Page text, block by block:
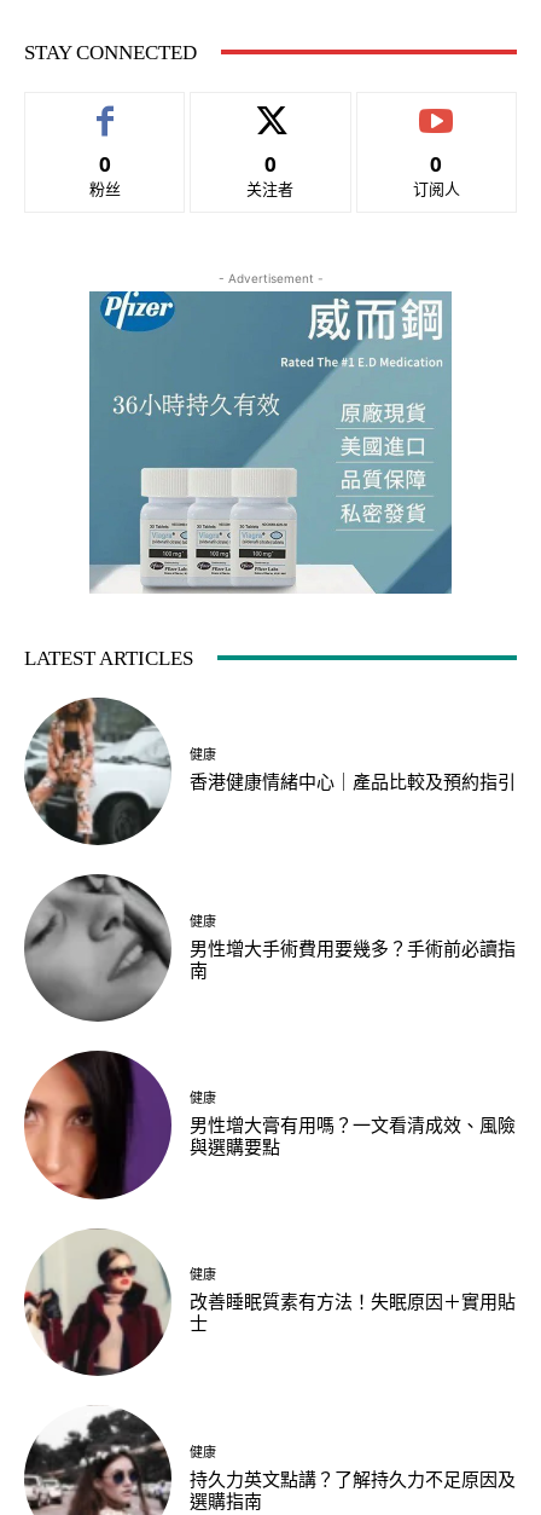
STAY CONNECTED
0
粉丝
0
关注者
0
订阅人
- Advertisement -
LATEST ARTICLES
健康
香港健康情緒中心｜產品比較及預約指引
健康
男性增大手術費用要幾多？手術前必讀指
南
健康
男性增大膏有用嗎？一文看清成效、風險
與選購要點
健康
改善睡眠質素有方法！失眠原因＋實用貼
士
健康
持久力英文點講？了解持久力不足原因及
選購指南